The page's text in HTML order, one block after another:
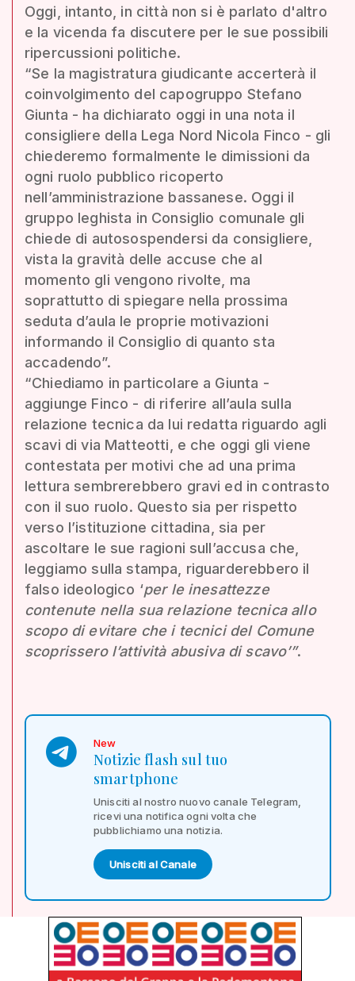
Oggi, intanto, in città non si è parlato d'altro
e la vicenda fa discutere per le sue possibili
ripercussioni politiche.
“Se la magistratura giudicante accerterà il
coinvolgimento del capogruppo Stefano
Giunta - ha dichiarato oggi in una nota il
consigliere della Lega Nord Nicola Finco - gli
chiederemo formalmente le dimissioni da
ogni ruolo pubblico ricoperto
nell’amministrazione bassanese. Oggi il
gruppo leghista in Consiglio comunale gli
chiede di autosospendersi da consigliere,
vista la gravità delle accuse che al
momento gli vengono rivolte, ma
soprattutto di spiegare nella prossima
seduta d’aula le proprie motivazioni
informando il Consiglio di quanto sta
accadendo”.
“Chiediamo in particolare a Giunta -
aggiunge Finco - di riferire all’aula sulla
relazione tecnica da lui redatta riguardo agli
scavi di via Matteotti, e che oggi gli viene
contestata per motivi che ad una prima
lettura sembrerebbero gravi ed in contrasto
con il suo ruolo. Questo sia per rispetto
verso l’istituzione cittadina, sia per
ascoltare le sue ragioni sull’accusa che,
leggiamo sulla stampa, riguarderebbero il
falso ideologico ‘per le inesattezze
contenute nella sua relazione tecnica allo
scopo di evitare che i tecnici del Comune
scoprissero l’attività abusiva di scavo’”.
New
Notizie flash sul tuo
smartphone
Unisciti al nostro nuovo canale Telegram,
ricevi una notifica ogni volta che
pubblichiamo una notizia.
Unisciti al Canale